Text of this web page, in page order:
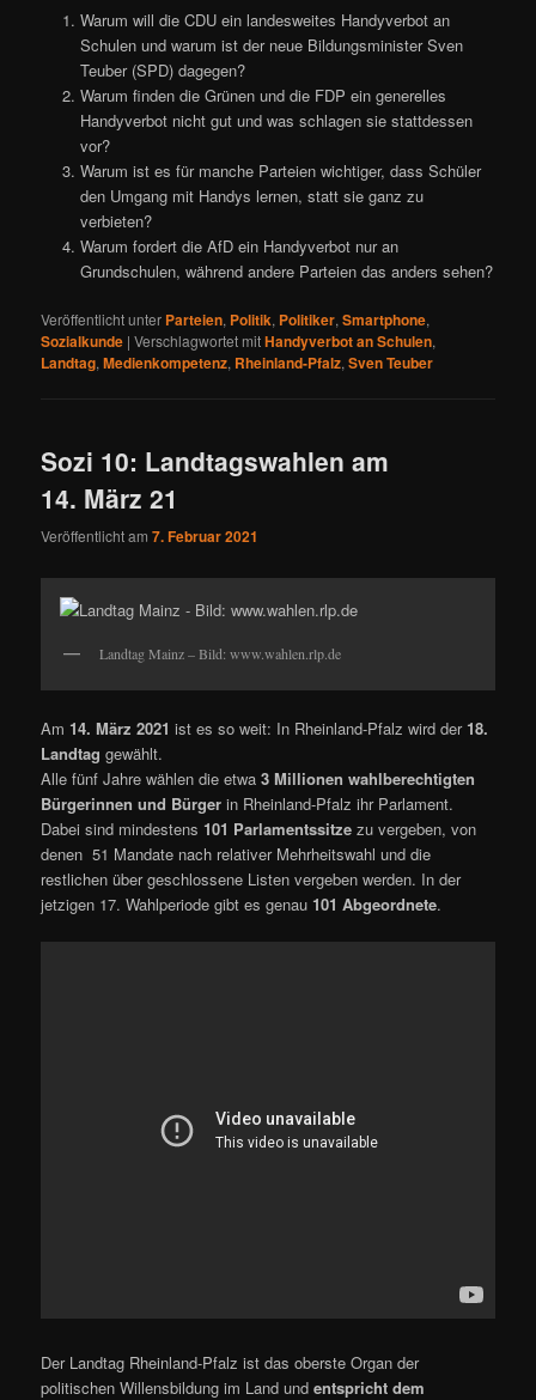
Warum will die CDU ein landesweites Handyverbot an
Schulen und warum ist der neue Bildungsminister Sven
Teuber (SPD) dagegen?
Warum finden die Grünen und die FDP ein generelles
Handyverbot nicht gut und was schlagen sie stattdessen
vor?
Warum ist es für manche Parteien wichtiger, dass Schüler
den Umgang mit Handys lernen, statt sie ganz zu
verbieten?
Warum fordert die AfD ein Handyverbot nur an
Grundschulen, während andere Parteien das anders sehen?
Veröffentlicht unter Parteien, Politik, Politiker,Smartphone,
Sozialkunde |Verschlagwortet mitHandyverbot an Schulen,
Landtag,Medienkompetenz, Rheinland-Pfalz,Sven Teuber
Sozi 10: Landtagswahlen am
14. März 21
Veröffentlicht am7. Februar 2021
Landtag Mainz – Bild: www.wahlen.rlp.de
Am 14. März 2021 ist es so weit: In Rheinland-Pfalz wird der 18.
Landtag gewählt.
Alle fünf Jahre wählen die etwa3 Millionen wahlberechtigten
Bürgerinnen und Bürger in Rheinland-Pfalz ihr Parlament.
Dabei sind mindestens 101 Parlamentssitze zu vergeben, von
denen 51 Mandate nach relativer Mehrheitswahl und die
restlichen über geschlossene Listen vergeben werden. In der
jetzigen 17. Wahlperiode gibt es genau 101 Abgeordnete.
Der Landtag Rheinland-Pfalz ist das oberste Organ der
politischen Willensbildung im Land undentspricht dem